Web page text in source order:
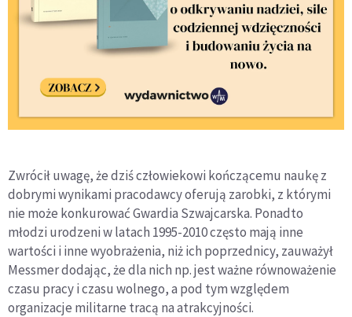
Zwrócił uwagę, że dziś człowiekowi kończącemu naukę z
dobrymi wynikami pracodawcy oferują zarobki, z którymi
nie może konkurować Gwardia Szwajcarska. Ponadto
młodzi urodzeni w latach 1995-2010 często mają inne
wartości i inne wyobrażenia, niż ich poprzednicy, zauważył
Messmer dodając, że dla nich np. jest ważne równoważenie
czasu pracy i czasu wolnego, a pod tym względem
organizacje militarne tracą na atrakcyjności.